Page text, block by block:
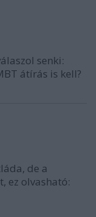
senki:
átírás is kell?
de a
ez olvasható: